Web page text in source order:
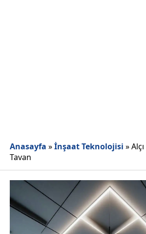
Anasayfa »İnşaat Teknolojisi »
Tavan